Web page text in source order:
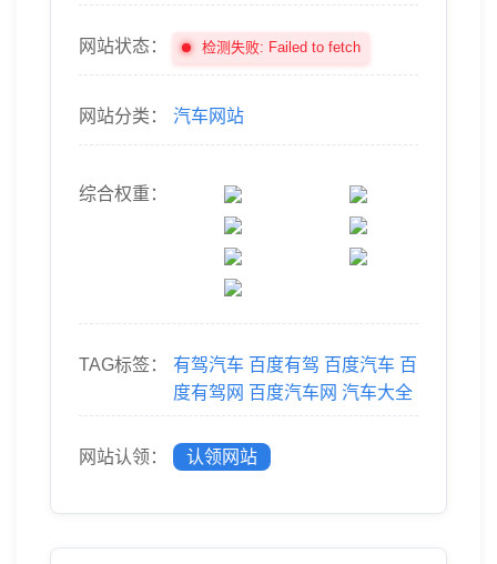
网站状态： 检测失败: Failed to fetch
网站分类： 汽车网站
综合权重：
TAG标签： 有驾汽车 百度有驾 百度汽车 百
度有驾网 百度汽车网 汽车大全
网站认领： 认领网站